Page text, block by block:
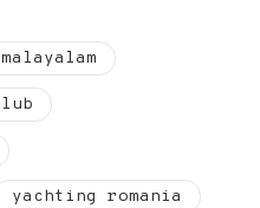
yachting romania